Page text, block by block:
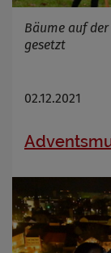
Bäume auf
gesetzt
02.12.2021